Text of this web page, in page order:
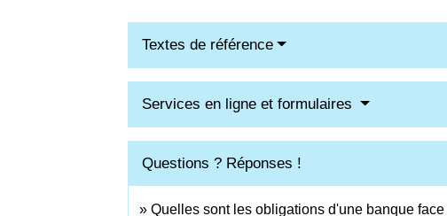
Textes de référence
Services en ligne et formulaires
Questions ? Réponses !
Quelles sont les obligations d'une banque